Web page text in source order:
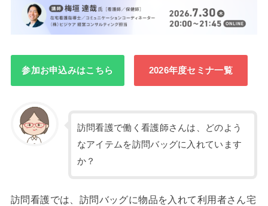
参加お申込みはこちら 2026年度セミナ一覧
訪問看護で働く看護師さんは、どのよう
なアイテムを訪問バッグに入れています
か？
訪問看護では、訪問バッグに物品を入れて利用者さん宅